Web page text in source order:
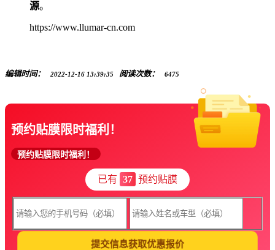
源。
https://www.llumar-cn.com
编辑时间： 2022-12-16 13:39:35 阅读次数： 6475
预约贴膜限时福利！
预约贴膜限时福利！
已有 37 预约贴膜
提交信息获取优惠报价